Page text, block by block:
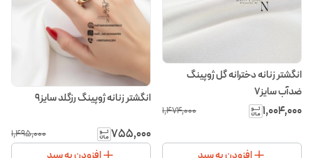
انگشتر زنانه دخترانه گل ژوپینگ
ضدآب سایز7
۱٬۰۰۴٬۰۰۰ ۱٬۴۷۴٬۰۰۰
انگشتر زنانه ژوپینگ رزگلد سایز9
۷۵۵٬۰۰۰ ۱٬۴۹۵٬۰۰۰